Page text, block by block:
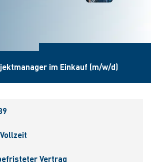
im Einkauf (m/w/d)
Vollzeit
Vertrag